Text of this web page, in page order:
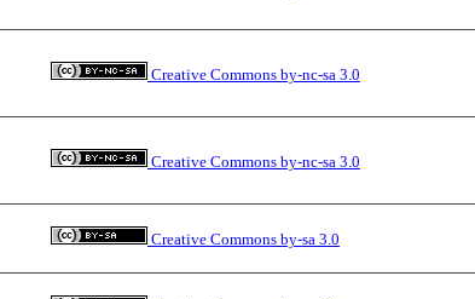
Creative Commons by-nc-sa 3.0
Creative Commons by-nc-sa 3.0
Creative Commons by-sa 3.0